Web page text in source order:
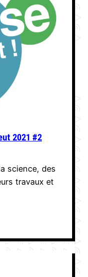
2021 #2
science, des
travaux et